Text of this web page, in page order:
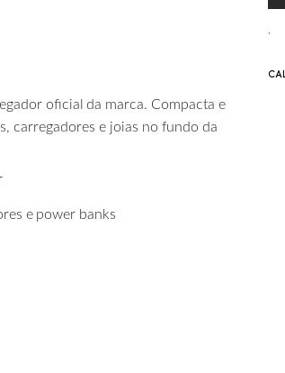
oficial da marca. Compacta e
carregadores e joias no fundo da
e power banks
,